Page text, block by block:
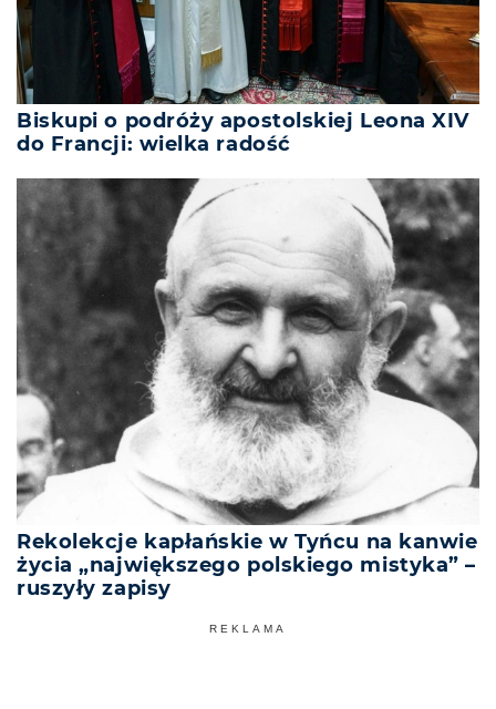
Biskupi o podróży apostolskiej Leona XIV
do Francji: wielka radość
Rekolekcje kapłańskie w Tyńcu na kanwie
życia „największego polskiego mistyka” –
ruszyły zapisy
REKLAMA